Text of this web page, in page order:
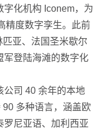
化机构 Iconem，为
精度数字孪生。此前
亚、法国圣米歇尔
军登陆海滩的数字化
司 40 余年的本地
多种语言，涵盖欧
罗尼亚语、加利西亚